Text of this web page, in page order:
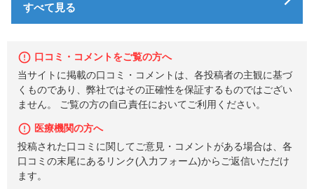
すべて見る
口コミ・コメントをご覧の方へ
当サイトに掲載の口コミ・コメントは、各投稿者の主観に基づ
くものであり、弊社ではその正確性を保証するものではござい
ません。 ご覧の方の自己責任においてご利用ください。
医療機関の方へ
投稿された口コミに関してご意見・コメントがある場合は、各
口コミの末尾にあるリンク(入力フォーム)からご返信いただけ
ます。